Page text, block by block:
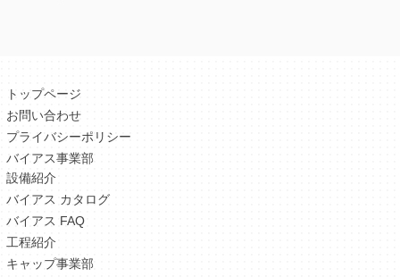
トップページ
お問い合わせ
プライバシーポリシー
バイアス事業部
設備紹介
バイアス カタログ
バイアス FAQ
工程紹介
キャップ事業部